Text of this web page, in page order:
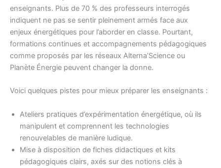
enseignants. Plus de 70 % des professeurs interrogés
indiquent ne pas se sentir pleinement armés face aux
enjeux énergétiques pour l’aborder en classe. Pourtant,
formations continues et accompagnements pédagogiques
comme proposés par les réseaux Alterna’Science ou
Planète Énergie peuvent changer la donne.
Voici quelques pistes pour mieux préparer les enseignants :
Ateliers pratiques d’expérimentation énergétique, où ils
manipulent et comprennent les technologies
renouvelables de manière ludique.
Mise à disposition de fiches didactiques et kits
pédagogiques clairs, axés sur des notions clés à